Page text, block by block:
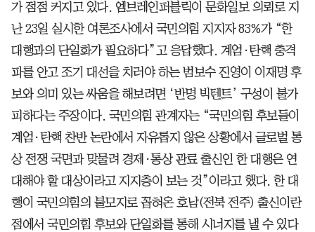
가 점점 커지고 있다. 엠브레인퍼블릭이 문화일보 의뢰로 지
난 23일 실시한 여론조사에서 국민의힘 지지자 83%가 “한
대행과의 단일화가 필요하다”고 응답했다. 계엄·탄핵 충격
파를 안고 조기 대선을 치러야 하는 범보수 진영이 이재명 후
보와 의미 있는 싸움을 해보려면 ‘반명 빅텐트’ 구성이 불가
피하다는 주장이다. 국민의힘 관계자는 “국민의힘 후보들이
계엄·탄핵 찬반 논란에서 자유롭지 않은 상황에서 글로벌 통
상 전쟁 국면과 맞물려 경제·통상 관료 출신인 한 대행은 연
대해야 할 대상이라고 지지층이 보는 것”이라고 했다. 한 대
행이 국민의힘의 불모지로 꼽혀온 호남(전북 전주) 출신이란
점에서 국민의힘 후보와 단일화를 통해 시너지를 낼 수 있다